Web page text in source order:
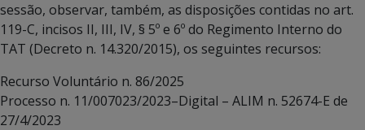
sessão, observar, também, as disposições contidas no art.
119-C, incisos II, III, IV, § 5º e 6º do Regimento Interno do
TAT (Decreto n. 14.320/2015), os seguintes recursos:
Recurso Voluntário n. 86/2025
Processo n. 11/007023/2023–Digital – ALIM n. 52674-E de
27/4/2023